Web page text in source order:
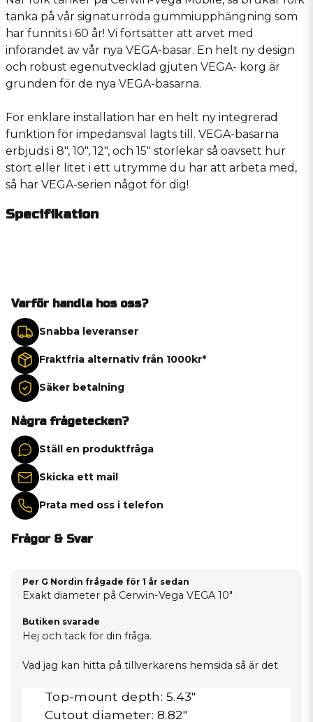
tänka på vår signaturröda gummiupphängning som
har funnits i 60 år! Vi fortsätter att arvet med
införandet av vår nya VEGA-basar. En helt ny design
och robust egenutvecklad gjuten VEGA- korg är
grunden för de nya VEGA-basarna.
För enklare installation har en helt ny integrerad
funktion för impedansval lagts till. VEGA-basarna
erbjuds i 8", 10", 12", och 15" storlekar så oavsett hur
stort eller litet i ett utrymme du har att arbeta med,
så har VEGA-serien något för dig!
Specifikation
Varför handla hos oss?
Snabba leveranser
Fraktfria alternativ från 1000kr*
Säker betalning
Några frågetecken?
Ställ en produktfråga
Skicka ett mail
Prata med oss i telefon
Frågor & Svar
Per G Nordin frågade för 1 år sedan
Exakt diameter på Cerwin-Vega VEGA 10"
Butiken svarade
Hej och tack för din fråga.
Vad jag kan hitta på tillverkarens hemsida så är det
Top-mount depth: 5.43"
Cutout diameter: 8.82"